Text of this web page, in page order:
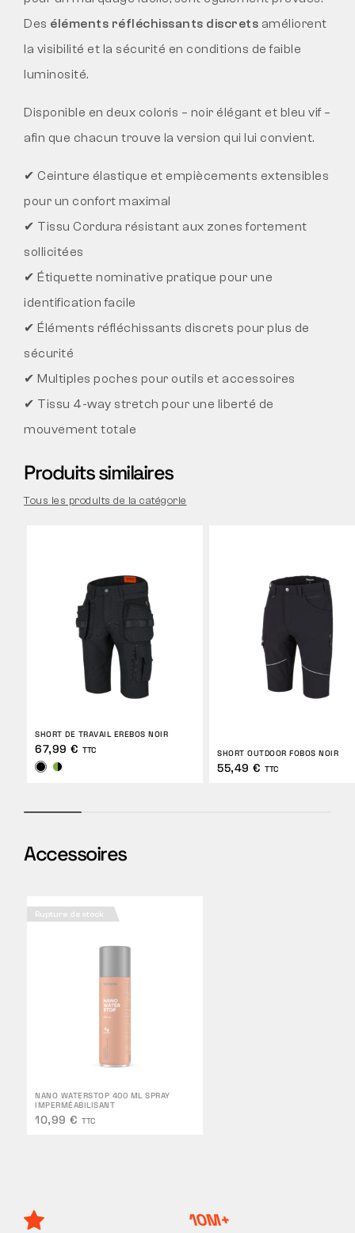
Des éléments réfléchissants discrets améliorent
la visibilité et la sécurité en conditions de faible
luminosité.
Disponible en deux coloris – noir élégant et bleu vif –
afin que chacun trouve la version qui lui convient.
✔ Ceinture élastique et empiècements extensibles
pour un confort maximal
✔ Tissu Cordura résistant aux zones fortement
sollicitées
✔ Étiquette nominative pratique pour une
identification facile
✔ Éléments réfléchissants discrets pour plus de
sécurité
✔ Multiples poches pour outils et accessoires
✔ Tissu 4-way stretch pour une liberté de
mouvement totale
Produits similaires
Tous les produits de la catégorie
SHORT DE TRAVAIL EREBOS NOIR
67,99 € TTC SHORT OUTDOOR FOBOS NOIR
55,49 € TTC
Accessoires
Rupture de stock
NANO WATERSTOP 400 ML SPRAY
IMPERMÉABILISANT
10,99 € TTC